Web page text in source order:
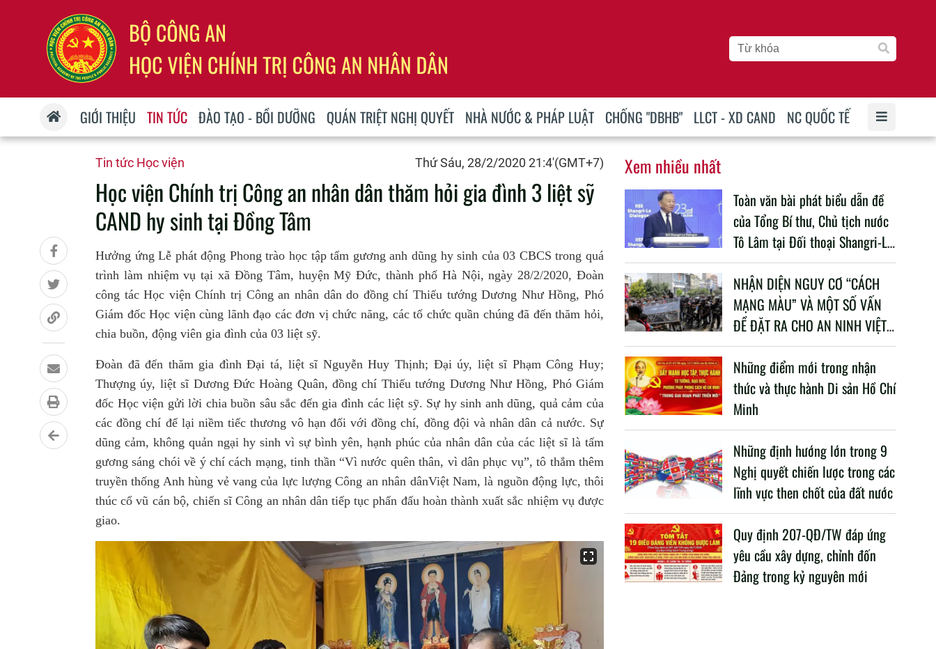
GIỚI THIỆU TIN TỨC ĐÀO TẠO - BỒI DƯỠNG QUÁN TRIỆT NGHỊ QUYẾT NHÀ NƯỚC & PHÁP LUẬT CHỐNG "DBHB" LLCT - XD CAND NC QUỐC TẾ
Tin tức Học viện Thứ Sáu, 28/2/2020 21:4'(GMT+7)
Học viện Chính trị Công an nhân dân thăm hỏi gia đình 3 liệt sỹ
CAND hy sinh tại Đồng Tâm
Hưởng ứng Lễ phát động Phong trào học tập tấm gương anh dũng hy sinh của 03 CBCS trong quá
trình làm nhiệm vụ tại xã Đồng Tâm, huyện Mỹ Đức, thành phố Hà Nội, ngày 28/2/2020, Đoàn
công tác Học viện Chính trị Công an nhân dân do đồng chí Thiếu tướng Dương Như Hồng, Phó
Giám đốc Học viện cùng lãnh đạo các đơn vị chức năng, các tổ chức quần chúng đã đến thăm hỏi,
chia buồn, động viên gia đình của 03 liệt sỹ.
Đoàn đã đến thăm gia đình Đại tá, liệt sĩ Nguyễn Huy Thịnh; Đại úy, liệt sĩ Phạm Công Huy;
Thượng úy, liệt sĩ Dương Đức Hoàng Quân, đồng chí Thiếu tướng Dương Như Hồng, Phó Giám
đốc Học viện gửi lời chia buồn sâu sắc đến gia đình các liệt sỹ. Sự hy sinh anh dũng, quả cảm của
các đồng chí để lại niềm tiếc thương vô hạn đối với đồng chí, đồng đội và nhân dân cả nước. Sự
dũng cảm, không quản ngại hy sinh vì sự bình yên, hạnh phúc của nhân dân của các liệt sĩ là tấm
gương sáng chói về ý chí cách mạng, tinh thần “Vì nước quên thân, vì dân phục vụ”, tô thắm thêm
truyền thống Anh hùng vẻ vang của lực lượng Công an nhân dânViệt Nam, là nguồn động lực, thôi
thúc cổ vũ cán bộ, chiến sĩ Công an nhân dân tiếp tục phấn đấu hoàn thành xuất sắc nhiệm vụ được
giao.
Xem nhiều nhất
Toàn văn bài phát biểu dẫn đề
của Tổng Bí thư, Chủ tịch nước
Tô Lâm tại Đối thoại Shangri-La
lần thứ 23
NHẬN DIỆN NGUY CƠ “CÁCH
MẠNG MÀU” VÀ MỘT SỐ VẤN
ĐỀ ĐẶT RA CHO AN NINH VIỆT
NAM TRONG BỐI CẢNH HIỆN
NAY
Những điểm mới trong nhận
thức và thực hành Di sản Hồ Chí
Minh
Những định hướng lớn trong 9
Nghị quyết chiến lược trong các
lĩnh vực then chốt của đất nước
Quy định 207-QĐ/TW đáp ứng
yêu cầu xây dựng, chỉnh đốn
Đảng trong kỷ nguyên mới